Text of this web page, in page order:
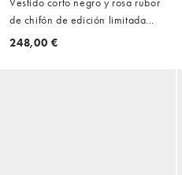
de chifón de edición limitada
Clara de House of CB
248,00 €